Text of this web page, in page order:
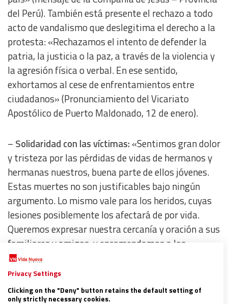
del Perú). También está presente el rechazo a todo
acto de vandalismo que deslegitima el derecho a la
protesta: «Rechazamos el intento de defender la
patria, la justicia o la paz, a través de la violencia y
la agresión física o verbal. En ese sentido,
exhortamos al cese de enfrentamientos entre
ciudadanos» (Pronunciamiento del Vicariato
Apostólico de Puerto Maldonado, 12 de enero).
– Solidaridad con las víctimas: «Sentimos gran dolor
y tristeza por las pérdidas de vidas de hermanos y
hermanas nuestros, buena parte de ellos jóvenes.
Estas muertes no son justificables bajo ningún
argumento. Lo mismo vale para los heridos, cuyas
lesiones posiblemente los afectará de por vida.
Queremos expresar nuestra cercanía y oración a sus
familiares y amigos, y encomendamos a los
difuntos a la misericordia de nuestro Dios»
(Pronunciamiento de la CONFER Juli-Puno,
Surandino, 11 de enero).
Privacy Settings
Clicking on the "Deny" button retains the default setting of
only strictly necessary cookies.